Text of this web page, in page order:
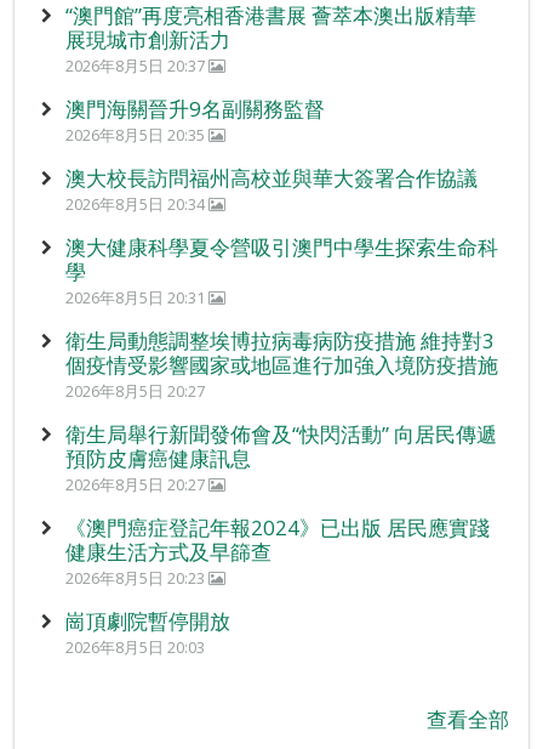
“澳門館”再度亮相香港書展 薈萃本澳出版精華
展現城市創新活力
2026年8月5日 20:37
澳門海關晉升9名副關務監督
2026年8月5日 20:35
澳大校長訪問福州高校並與華大簽署合作協議
2026年8月5日 20:34
澳大健康科學夏令營吸引澳門中學生探索生命科
學
2026年8月5日 20:31
衛生局動態調整埃博拉病毒病防疫措施 維持對3
個疫情受影響國家或地區進行加強入境防疫措施
2026年8月5日 20:27
衛生局舉行新聞發佈會及“快閃活動” 向居民傳遞
預防皮膚癌健康訊息
2026年8月5日 20:27
《澳門癌症登記年報2024》已出版 居民應實踐
健康生活方式及早篩查
2026年8月5日 20:23
崗頂劇院暫停開放
2026年8月5日 20:03
查看全部